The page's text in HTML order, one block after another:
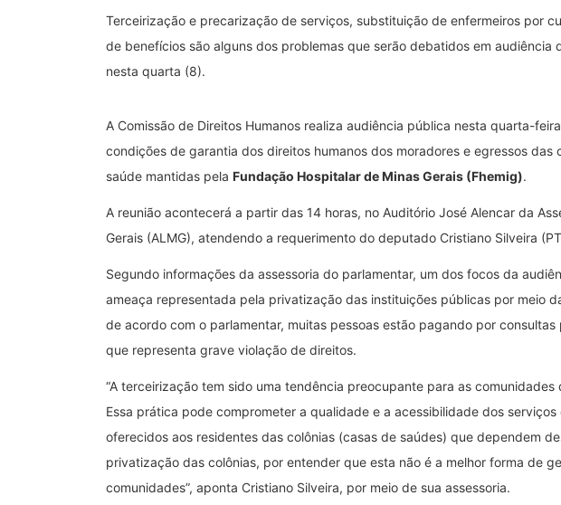
Terceirização e precarização de serviços, substituição de enfermeiros por
de benefícios são alguns dos problemas que serão debatidos em audiência
nesta quarta (8).
A Comissão de Direitos Humanos realiza audiência pública nesta quarta-
condições de garantia dos direitos humanos dos moradores e egressos das
saúde mantidas pela Fundação Hospitalar de Minas Gerais (Fhemig).
A reunião acontecerá a partir das 14 horas, no Auditório José Alencar da
Gerais (ALMG), atendendo a requerimento do deputado Cristiano Silveira
Segundo informações da assessoria do parlamentar, um dos focos da
ameaça representada pela privatização das instituições públicas por meio
de acordo com o parlamentar, muitas pessoas estão pagando por
que representa grave violação de direitos.
“A terceirização tem sido uma tendência preocupante para as comunidades
Essa prática pode comprometer a qualidade e a acessibilidade dos
oferecidos aos residentes das colônias (casas de saúdes) que dependem
privatização das colônias, por entender que esta não é a melhor forma de
comunidades”, aponta Cristiano Silveira, por meio de sua assessoria.